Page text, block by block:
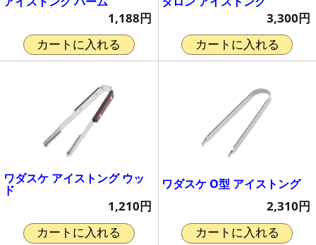
1,188円
カートに入れる
3,300円
カートに入れる
ワダスケ アイストング ウッ
ド
1,210円
カートに入れる
ワダスケ O型 アイストング
2,310円
カートに入れる